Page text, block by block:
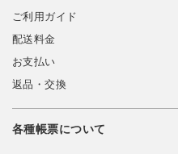
ご利用ガイド
配送料金
お支払い
返品・交換
各種帳票について